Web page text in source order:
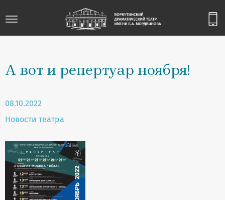
А вот и репертуар ноября!
08.10.2022
Новости театра